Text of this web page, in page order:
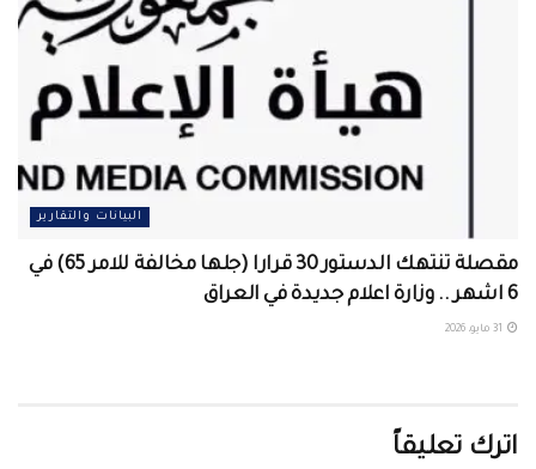
البيانات والتقارير
مقصلة تنتهك الدستور 30 قرارا (جلها مخالفة للامر 65) في
6 اشهر .. وزارة اعلام جديدة في العراق
اترك تعليقاً